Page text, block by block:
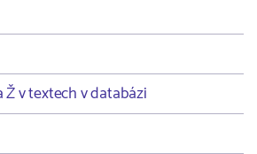
v textech v databázi